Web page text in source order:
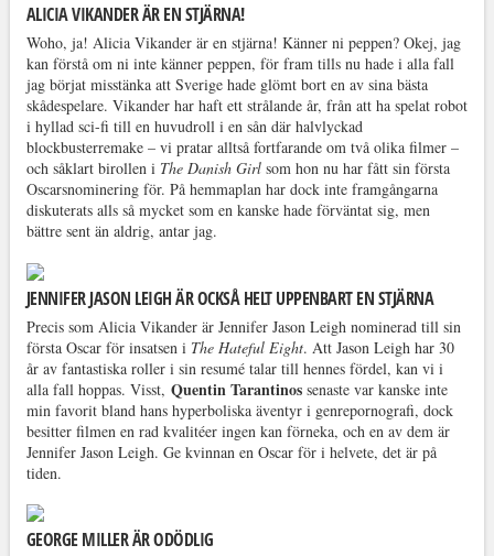
ALICIA VIKANDER ÄR EN STJÄRNA!
Woho, ja! Alicia Vikander är en stjärna! Känner ni peppen? Okej, jag
kan förstå om ni inte känner peppen, för fram tills nu hade i alla fall
jag börjat misstänka att Sverige hade glömt bort en av sina bästa
skådespelare. Vikander har haft ett strålande år, från att ha spelat robot
i hyllad sci-fi till en huvudroll i en sån där halvlyckad
blockbusterremake – vi pratar alltså fortfarande om två olika filmer –
och såklart birollen i The Danish Girlsom hon nu har fått sin första
Oscarsnominering för. På hemmaplan har dock inte framgångarna
diskuterats alls så mycket som en kanske hade förväntat sig, men
bättre sent än aldrig, antar jag.
JENNIFER JASON LEIGH ÄR OCKSÅ HELT UPPENBART EN STJÄRNA
Precis som Alicia Vikander är Jennifer Jason Leigh nominerad till sin
första Oscar för insatsen i The Hateful Eight. Att Jason Leigh har 30
år av fantastiska roller i sin resumé talar till hennes fördel, kan vi i
alla fall hoppas. Visst, Quentin Tarantinos senaste var kanske inte
min favorit bland hans hyperboliska äventyr i genrepornografi, dock
besitter filmen en rad kvalitéer ingen kan förneka, och en av dem är
Jennifer Jason Leigh. Ge kvinnan en Oscar för i helvete, det är på
tiden.
GEORGE MILLER ÄR ODÖDLIG